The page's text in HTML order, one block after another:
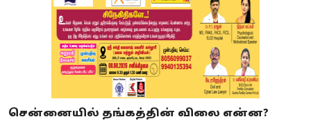
சென்னையில் தங்கத்தின் விலை என்ன?